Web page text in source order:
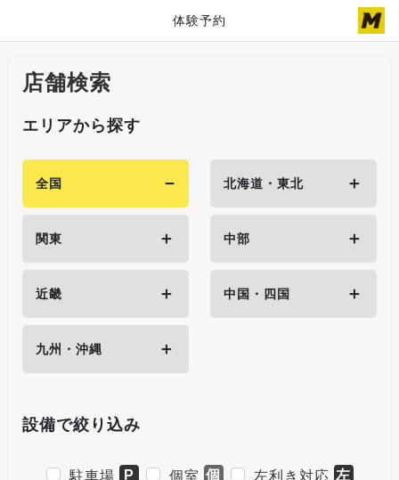
体験予約
店舗検索
エリアから探す
全国 − 北海道・東北 ＋
関東 ＋ 中部 ＋
近畿 ＋ 中国・四国 ＋
九州・沖縄 ＋
設備で絞り込み
駐車場 P 個室 個 左利き対応 左